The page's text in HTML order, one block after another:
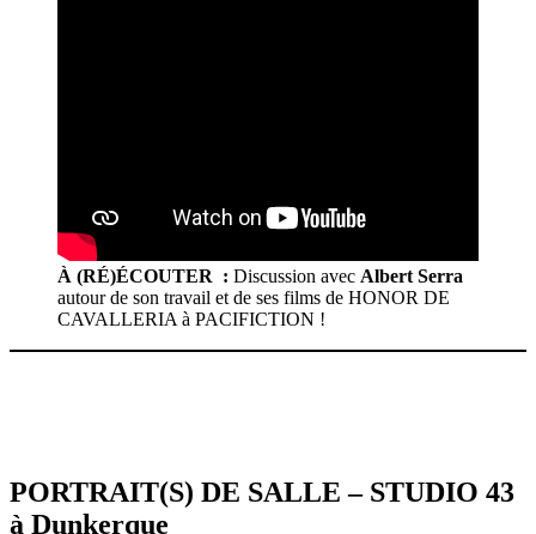
À (RÉ)ÉCOUTER : Discussion avec Albert Serra
autour de son travail et de ses films de HONOR DE
CAVALLERIA à PACIFICTION !
PORTRAIT(S) DE SALLE – STUDIO 43
à Dunkerque